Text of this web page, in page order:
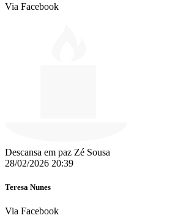
Via Facebook
Descansa em paz Zé Sousa
28/02/2026 20:39
Teresa Nunes
Via Facebook